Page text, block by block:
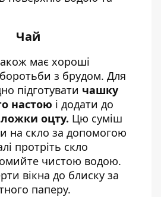
Чай
має хороші
боротьби з брудом. Для
підготувати чашку
настою і додати до
ложки оцту. Цю суміш
на скло за допомогою
протріть скло
чистою водою.
вікна до блиску за
паперу.